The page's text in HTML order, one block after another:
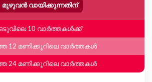
മുഴുവൻ വായിക്കുന്നതിന്
10 വാർത്തകൾക്ക്
12 മണിക്കൂറിലെ വാർത്തകൾ
24 മണിക്കൂറിലെ വാർത്തകൾ